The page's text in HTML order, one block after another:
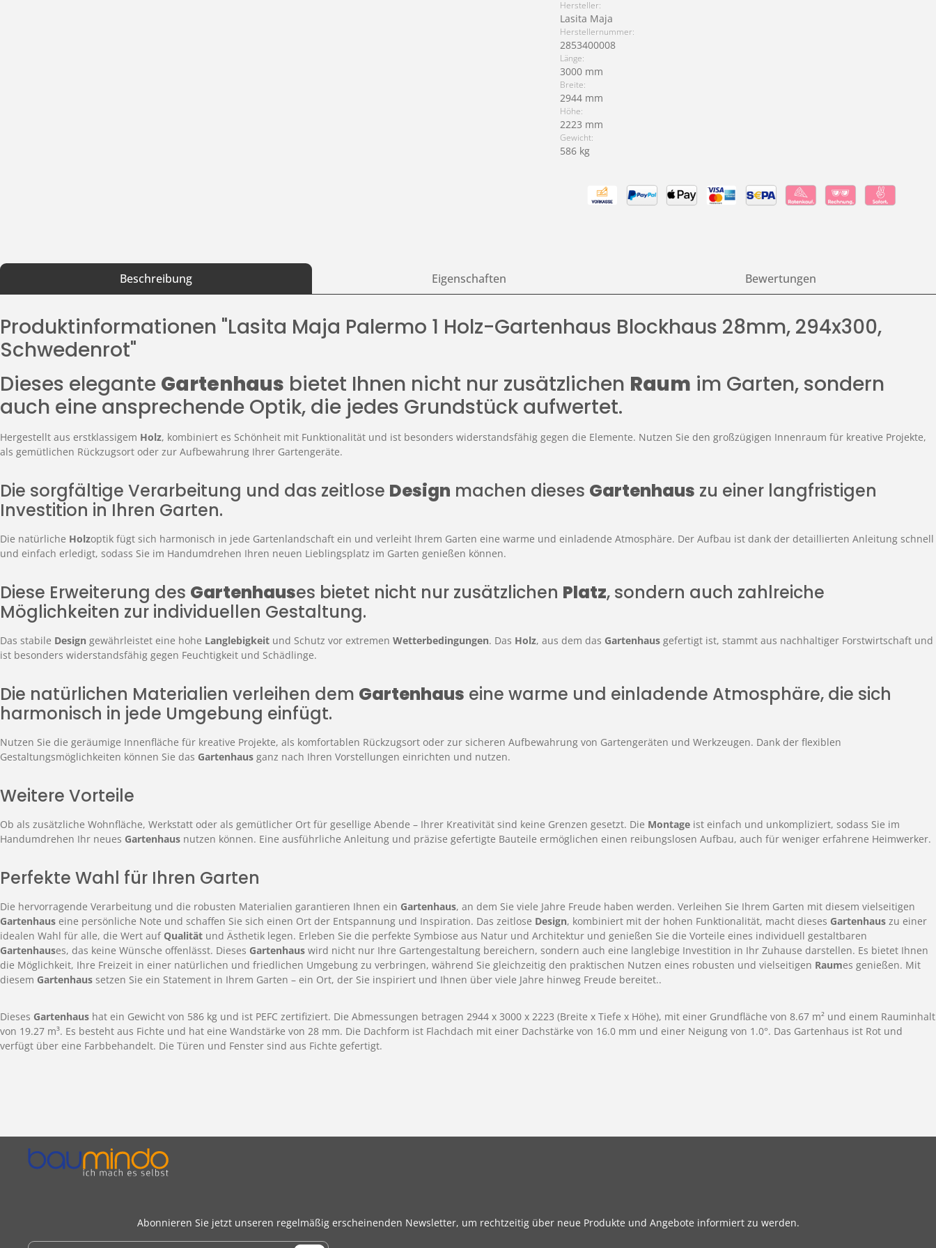
Hersteller:
Lasita Maja
Herstellernummer:
2853400008
Länge:
3000 mm
Breite:
2944 mm
Höhe:
2223 mm
Gewicht:
586 kg
Beschreibung Eigenschaften Bewertungen
Produktinformationen "Lasita Maja Palermo 1 Holz-Gartenhaus Blockhaus 28mm, 294x300,
Schwedenrot"
Dieses elegante Gartenhaus bietet Ihnen nicht nur zusätzlichen Raum im Garten, sondern
auch eine ansprechende Optik, die jedes Grundstück aufwertet.
Hergestellt aus erstklassigem Holz, kombiniert es Schönheit mit Funktionalität und ist besonders widerstandsfähig gegen die Elemente. Nutzen Sie den großzügigen Innenraum für kreative Projekte,
als gemütlichen Rückzugsort oder zur Aufbewahrung Ihrer Gartengeräte.
Die sorgfältige Verarbeitung und das zeitlose Design machen dieses Gartenhaus zu einer langfristigen
Investition in Ihren Garten.
Die natürliche Holzoptik fügt sich harmonisch in jede Gartenlandschaft ein und verleiht Ihrem Garten eine warme und einladende Atmosphäre. Der Aufbau ist dank der detaillierten Anleitung schnell
und einfach erledigt, sodass Sie im Handumdrehen Ihren neuen Lieblingsplatz im Garten genießen können.
Diese Erweiterung des Gartenhauses bietet nicht nur zusätzlichen Platz, sondern auch zahlreiche
Möglichkeiten zur individuellen Gestaltung.
Das stabile Design gewährleistet eine hohe Langlebigkeit und Schutz vor extremen Wetterbedingungen. Das Holz, aus dem das Gartenhaus gefertigt ist, stammt aus nachhaltiger Forstwirtschaft und
ist besonders widerstandsfähig gegen Feuchtigkeit und Schädlinge.
Die natürlichen Materialien verleihen dem Gartenhaus eine warme und einladende Atmosphäre, die sich
harmonisch in jede Umgebung einfügt.
Nutzen Sie die geräumige Innenfläche für kreative Projekte, als komfortablen Rückzugsort oder zur sicheren Aufbewahrung von Gartengeräten und Werkzeugen. Dank der flexiblen
Gestaltungsmöglichkeiten können Sie das Gartenhaus ganz nach Ihren Vorstellungen einrichten und nutzen.
Weitere Vorteile
Ob als zusätzliche Wohnfläche, Werkstatt oder als gemütlicher Ort für gesellige Abende – Ihrer Kreativität sind keine Grenzen gesetzt. Die Montage ist einfach und unkompliziert, sodass Sie im
Handumdrehen Ihr neues Gartenhaus nutzen können. Eine ausführliche Anleitung und präzise gefertigte Bauteile ermöglichen einen reibungslosen Aufbau, auch für weniger erfahrene Heimwerker.
Perfekte Wahl für Ihren Garten
Die hervorragende Verarbeitung und die robusten Materialien garantieren Ihnen ein Gartenhaus, an dem Sie viele Jahre Freude haben werden. Verleihen Sie Ihrem Garten mit diesem vielseitigen
Gartenhaus eine persönliche Note und schaffen Sie sich einen Ort der Entspannung und Inspiration. Das zeitlose Design, kombiniert mit der hohen Funktionalität, macht dieses Gartenhaus zu einer
idealen Wahl für alle, die Wert auf Qualität und Ästhetik legen. Erleben Sie die perfekte Symbiose aus Natur und Architektur und genießen Sie die Vorteile eines individuell gestaltbaren
Gartenhauses, das keine Wünsche offenlässt. Dieses Gartenhaus wird nicht nur Ihre Gartengestaltung bereichern, sondern auch eine langlebige Investition in Ihr Zuhause darstellen. Es bietet Ihnen
die Möglichkeit, Ihre Freizeit in einer natürlichen und friedlichen Umgebung zu verbringen, während Sie gleichzeitig den praktischen Nutzen eines robusten und vielseitigen Raumes genießen. Mit
diesem Gartenhaus setzen Sie ein Statement in Ihrem Garten – ein Ort, der Sie inspiriert und Ihnen über viele Jahre hinweg Freude bereitet..
Dieses Gartenhaus hat ein Gewicht von 586 kg und ist PEFC zertifiziert. Die Abmessungen betragen 2944 x 3000 x 2223 (Breite x Tiefe x Höhe), mit einer Grundfläche von 8.67 m² und einem Rauminhalt
von 19.27 m³. Es besteht aus Fichte und hat eine Wandstärke von 28 mm. Die Dachform ist Flachdach mit einer Dachstärke von 16.0 mm und einer Neigung von 1.0°. Das Gartenhaus ist Rot und
verfügt über eine Farbbehandelt. Die Türen und Fenster sind aus Fichte gefertigt.
Abonnieren Sie jetzt unseren regelmäßig erscheinenden Newsletter, um rechtzeitig über neue Produkte und Angebote informiert zu werden.